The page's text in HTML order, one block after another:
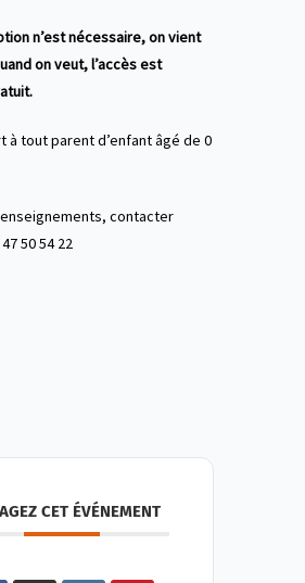
n’est nécessaire, on vient
on veut, l’accès est
à tout parent d’enfant âgé de 0
contacter
50 54 22
CET ÉVÉNEMENT